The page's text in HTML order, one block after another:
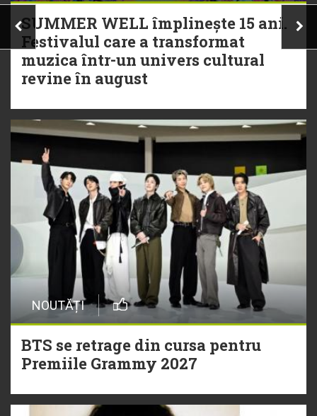
SUMMER WELL împlinește 15 ani.
Festivalul care a transformat
muzica într-un univers cultural
revine în august
NOUTĂȚI
BTS se retrage din cursa pentru
Premiile Grammy 2027